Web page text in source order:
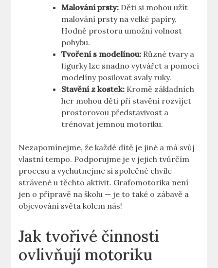
Malování prsty: Děti si ‌mohou užít
malování⁤ prsty ⁤na⁤ velké​ papíry.
‍Hodně prostoru umožní volnost
pohybu.
Tvoření‌ s modelínou: Různé tvary a⁤
figurky lze snadno‌ vytvářet a⁣ pomocí
modelíny posilovat ⁤svaly⁣ ruky.
Stavění z kostek: Kromě ‍základních
her mohou děti při ⁤stavění rozvíjet
⁢prostorovou představivost a
trénovat jemnou motoriku.
Nezapomínejme, že⁣ každé ⁣dítě‌ je jiné ​a má svůj⁢
vlastní tempo.⁣ Podporujme je v jejich tvůrčím
procesu a ⁣vychutnejme si společné chvíle
strávené​ u těchto aktivit.‍ Grafomotorika není
jen o přípravě na školu — je to také o zábavě a
⁣objevování ‍světa kolem⁣ nás!
Jak ​tvořivé ⁢činnosti
ovlivňují motoriku